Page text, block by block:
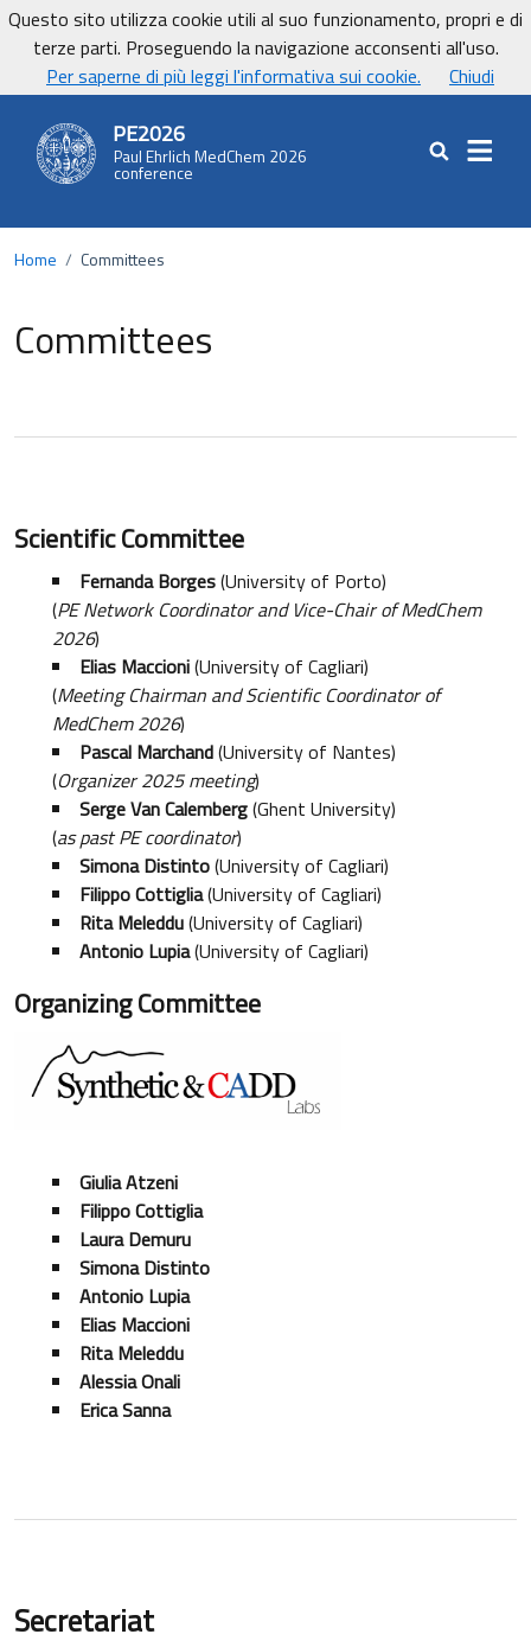
Vai ai contenuti
Vai al footer
UniCa - Università degli studi di Cagliari
UnicaNews
PE2026
Paul Ehrlich MedChem 2026
conference Cerca nel sito
Home / Committees
Committees
Scientific Committee
Fernanda Borges(University of Porto)
(PE Network Coordinator and Vice-Chair of MedChem
2026)
Elias Maccioni(University of Cagliari)
(Meeting Chairman and Scientific Coordinator of
MedChem 2026)
Pascal Marchand(University of Nantes)
(Organizer 2025 meeting)
Serge Van Calemberg(Ghent University)
(as past PE coordinator)
Simona Distinto(University of Cagliari)
Filippo Cottiglia(University of Cagliari)
Rita Meleddu(University of Cagliari)
Antonio Lupia(University of Cagliari)
Organizing Committee
Giulia Atzeni
Filippo Cottiglia
Laura Demuru
Simona Distinto
Antonio Lupia
Elias Maccioni
Rita Meleddu
Alessia Onali
Erica Sanna
Secretariat
Questo sito utilizza cookie utili al suo funzionamento, propri e di
terze parti. Proseguendo la navigazione acconsenti all'uso.
Per saperne di più leggi l'informativa sui cookie.
Chiudi